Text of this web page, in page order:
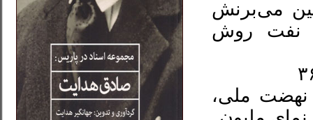
می‌برنش
نفت روش
نهضت ملی،